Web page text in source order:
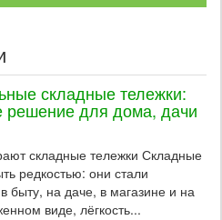
складные тележки:
решение для дома, дачи
складные тележки Складные
редкостью: они стали
на даче, в магазине и на
виде, лёгкость...